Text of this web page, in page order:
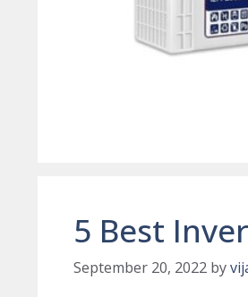
5 Best
September 20, 2022 by